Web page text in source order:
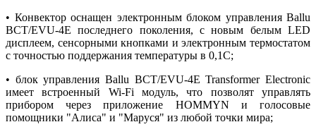
• Конвектор оснащен электронным блоком управления Ballu
BCT/EVU-4E последнего поколения, с новым белым LED
дисплеем, сенсорными кнопками и электронным термостатом
с точностью поддержания температуры в 0,1С;
• блок управления Ballu BCT/EVU-4E Transformer Electronic
имеет встроенный Wi-Fi модуль, что позволят управлять
прибором через приложение HOMMYN и голосовые
помощники "Алиса" и "Маруся" из любой точки мира;